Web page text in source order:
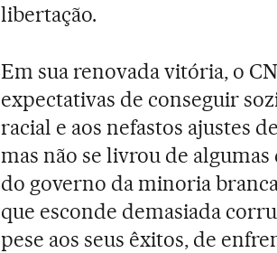
libertação.
Em sua renovada vitória, o
expectativas de conseguir
racial e aos nefastos ajustes
mas não se livrou de
do governo da minoria
que esconde demasiada
pese aos seus êxitos, de